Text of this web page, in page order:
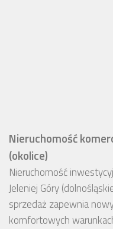
Nieruchomość
(okolice)
Nieruchomość
Jeleniej Góry
sprzedaż zapewnia
komfortowych